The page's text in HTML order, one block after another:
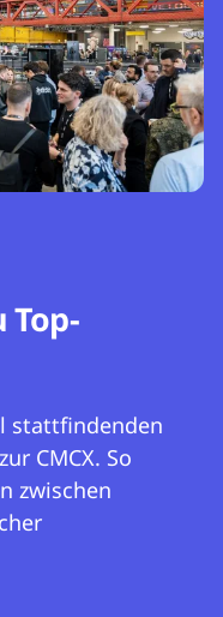
stattfindenden
CMCX. So
zwischen